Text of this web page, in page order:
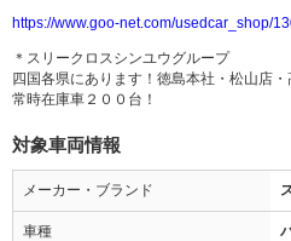
https://www.goo-net.com/usedcar_shop/
＊スリークロスシンユウグループ
四国各県にあります！徳島本社・松山店
常時在庫車２００台！
対象車両情報
メーカー・ブランド
車種